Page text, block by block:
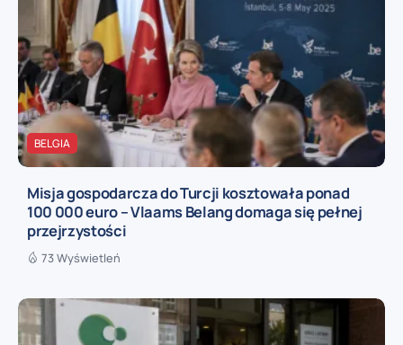
BELGIA
Misja gospodarcza do Turcji kosztowała ponad
100 000 euro – Vlaams Belang domaga się pełnej
przejrzystości
73 Wyświetleń